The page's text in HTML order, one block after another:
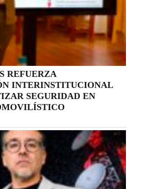
REFUERZA
INTERINSTITUCIONAL
SEGURIDAD EN